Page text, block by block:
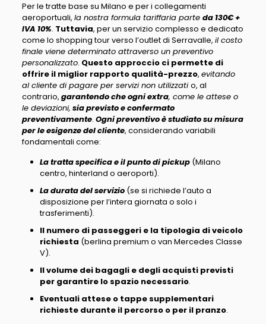
Per le tratte base su Milano e per i collegamenti
aeroportuali, la nostra formula tariffaria parte da 130€ +
IVA 10%. Tuttavia, per un servizio complesso e dedicato
come lo shopping tour verso l’outlet di Serravalle, il costo
finale viene determinato attraverso un preventivo
personalizzato. Questo approccio ci permette di
offrire il miglior rapporto qualità-prezzo, evitando
al cliente di pagare per servizi non utilizzatio, al
contrario, garantendo che ogni extra, come le attese o
le deviazioni, sia previsto e confermato
preventivamente. Ogni preventivo è studiato su misura
per le esigenze del cliente, considerando variabili
fondamentali come:
La tratta specifica e il punto di pickup (Milano
centro, hinterland o aeroporti).
La durata del servizio (se si richiede l’auto a
disposizione per l’intera giornata o solo i
trasferimenti).
Il numero di passeggeri e la tipologia di veicolo
richiesta (berlina premium o van Mercedes Classe
V).
Il volume dei bagagli e degli acquisti previsti
per garantire lo spazio necessario.
Eventuali attese o tappe supplementari
richieste durante il percorso o per il pranzo.